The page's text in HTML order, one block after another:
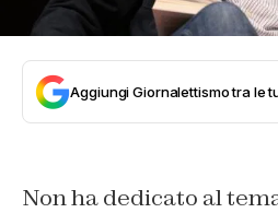
Aggiungi Giornalettismo tra le
Non ha dedicato al